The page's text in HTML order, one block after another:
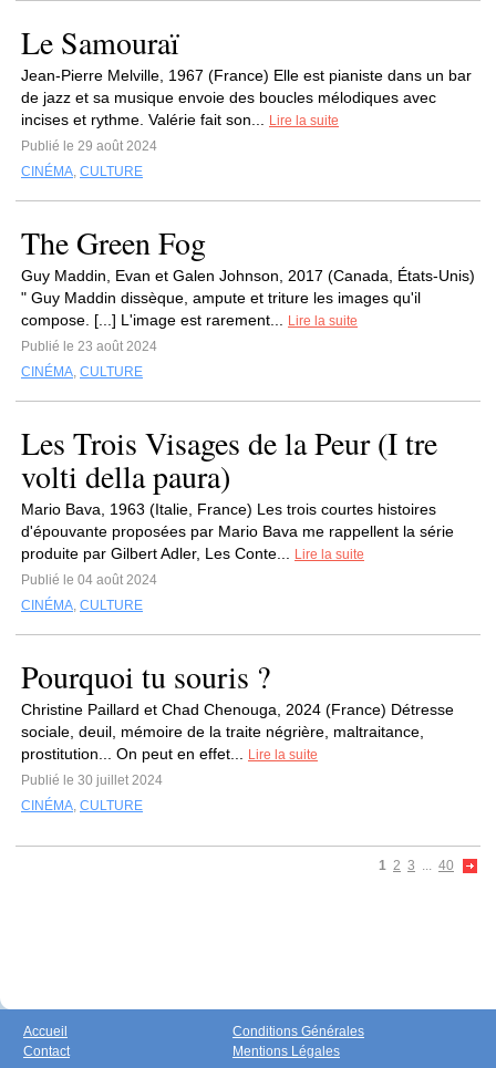
Le Samouraï
Jean-Pierre Melville, 1967 (France) Elle est pianiste dans un bar
de jazz et sa musique envoie des boucles mélodiques avec
incises et rythme. Valérie fait son...
Lire la suite
Publié le 29 août 2024
CINÉMA, CULTURE
The Green Fog
Guy Maddin, Evan et Galen Johnson, 2017 (Canada, États-Unis)
" Guy Maddin dissèque, ampute et triture les images qu'il
compose. [...] L'image est rarement...
Lire la suite
Publié le 23 août 2024
CINÉMA, CULTURE
Les Trois Visages de la Peur (I tre
volti della paura)
Mario Bava, 1963 (Italie, France) Les trois courtes histoires
d'épouvante proposées par Mario Bava me rappellent la série
produite par Gilbert Adler, Les Conte...
Lire la suite
Publié le 04 août 2024
CINÉMA, CULTURE
Pourquoi tu souris ?
Christine Paillard et Chad Chenouga, 2024 (France) Détresse
sociale, deuil, mémoire de la traite négrière, maltraitance,
prostitution... On peut en effet...
Lire la suite
Publié le 30 juillet 2024
CINÉMA, CULTURE
1 2 3 ... 40
Accueil
Contact
Conditions Générales
Mentions Légales